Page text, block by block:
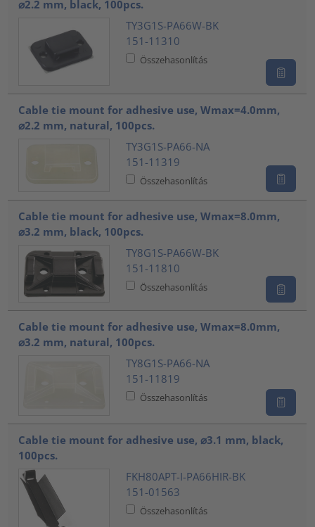
⌀2.2 mm, black, 100pcs.
TY3G1S-PA66W-BK
151-11310
Összehasonlítás
Cable tie mount for adhesive use, Wmax=4.0mm,
⌀2.2 mm, natural, 100pcs.
TY3G1S-PA66-NA
151-11319
Összehasonlítás
Cable tie mount for adhesive use, Wmax=8.0mm,
⌀3.2 mm, black, 100pcs.
TY8G1S-PA66W-BK
151-11810
Összehasonlítás
Cable tie mount for adhesive use, Wmax=8.0mm,
⌀3.2 mm, natural, 100pcs.
TY8G1S-PA66-NA
151-11819
Összehasonlítás
Cable tie mount for adhesive use, ⌀3.1 mm, black,
100pcs.
FKH80APT-I-PA66HIR-BK
151-01563
Összehasonlítás